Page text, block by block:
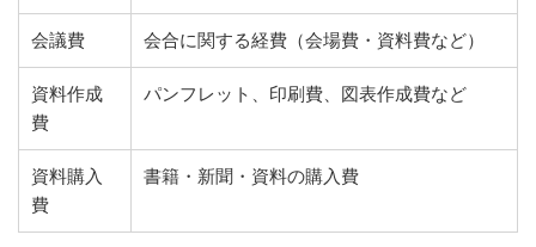
会議費 会合に関する経費（会場費・資料費など）
資料作成
費
パンフレット、印刷費、図表作成費など
資料購入
費
書籍・新聞・資料の購入費